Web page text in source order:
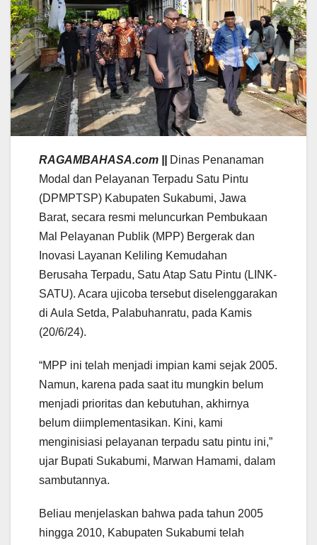
RAGAMBAHASA.com ||
Dinas Penanaman
Modal dan Pelayanan Terpadu Satu Pintu
(DPMPTSP) Kabupaten Sukabumi, Jawa
Barat, secara resmi meluncurkan Pembukaan
Mal Pelayanan Publik (MPP) Bergerak dan
Inovasi Layanan Keliling Kemudahan
Berusaha Terpadu, Satu Atap Satu Pintu (LINK-
SATU). Acara ujicoba tersebut diselenggarakan
di Aula Setda, Palabuhanratu, pada Kamis
(20/6/24).
“MPP ini telah menjadi impian kami sejak 2005.
Namun, karena pada saat itu mungkin belum
menjadi prioritas dan kebutuhan, akhirnya
belum diimplementasikan. Kini, kami
menginisiasi pelayanan terpadu satu pintu ini,”
ujar Bupati Sukabumi, Marwan Hamami, dalam
sambutannya.
Beliau menjelaskan bahwa pada tahun 2005
hingga 2010, Kabupaten Sukabumi telah